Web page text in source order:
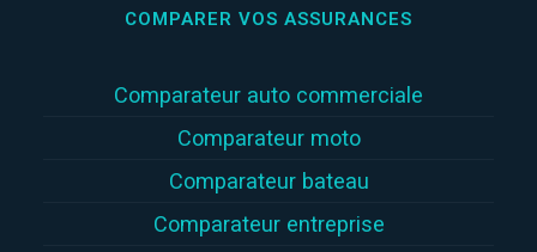
COMPARER VOS ASSURANCES
Comparateur auto commerciale
Comparateur moto
Comparateur bateau
Comparateur entreprise